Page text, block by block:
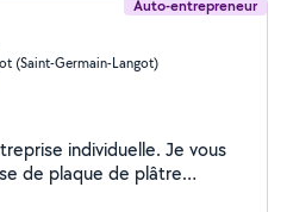
Auto-entrepreneur
(Saint-Germain-Langot)
individuelle. Je vous